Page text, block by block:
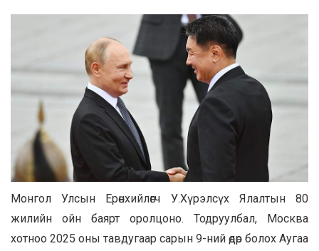
Монгол Улсын Ерөнхийлөгч У.Хүрэлсүх Ялалтын 80
жилийн ойн баярт оролцоно. Тодруулбал, Москва
хотноо 2025 оны тавдугаар сарын 9-ний өдөр болох Аугаа